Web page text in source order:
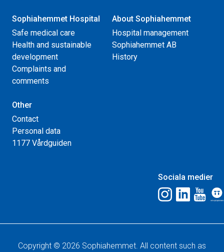
Sophiahemmet Hospital
Safe medical care
Health and sustainable
development
Complaints and
comments
About Sophiahemmet
Hospital management
Sophiahemmet AB
History
Other
Contact
Personal data
1177 Vårdguiden
Sociala medier
Copyright © 2026 Sophiahemmet. All content such as